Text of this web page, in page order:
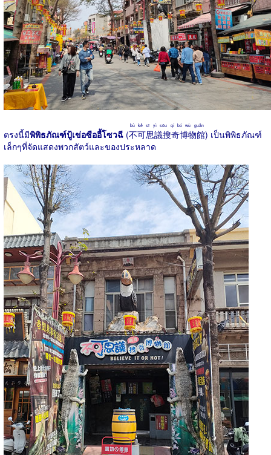
ตรงนี้มีพิพิธภัณฑ์ปู้เข่อซืออี้โซวฉี (不可思議搜奇博物館
bù kě sī yì sōu qí bó wù guǎn
) เป็นพิพิธภัณฑ์
เล็กๆที่จัดแสดงพวกสัตว์และของประหลาด